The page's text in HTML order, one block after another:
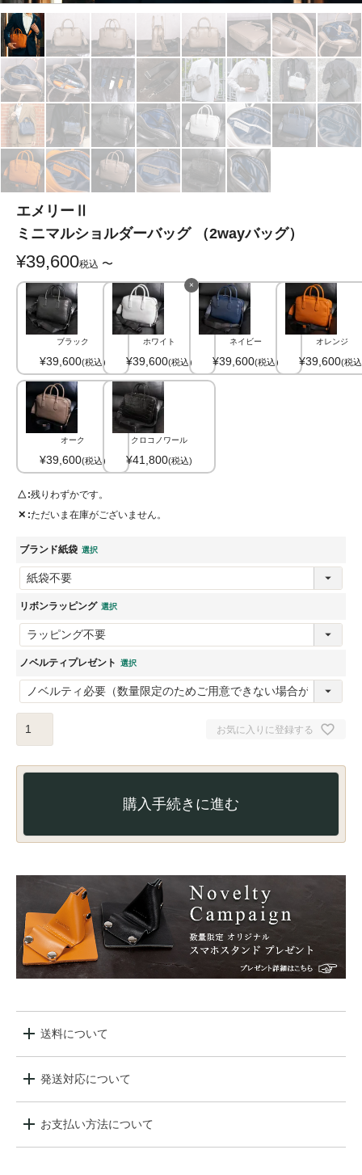
エメリーⅡ
ミニマルショルダーバッグ （2wayバッグ）
¥39,600税込 〜
ブラック
¥39,600 税込
ホワイト
¥39,600 税込
ネイビー
×
¥39,600 税込
オレンジ
¥39,600 税込
オーク
¥39,600 税込
クロコノワール
¥41,800 税込
△ 残りわずかです。
✕ ただいま在庫がございません。
ブランド紙袋
リボンラッピング
ノベルティプレゼント
お気に入りに登録する
購入手続きに進む
送料について
発送対応について
お支払い方法について